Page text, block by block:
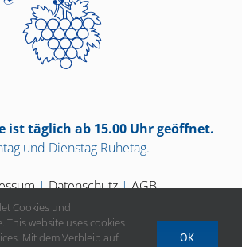
ist täglich ab 15.00 Uhr geöffnet.
und Dienstag Ruhetag.
|Datenschutz|AGB
Cookies und
This website uses cookies
Mit dem Verbleib auf
OK